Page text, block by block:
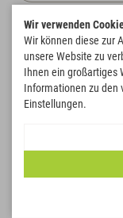
Startseite Deko
Wir verwenden
Wir können diese zur
unsere Website zu
Ihnen ein großartiges
Informationen zu den
Einstellungen.